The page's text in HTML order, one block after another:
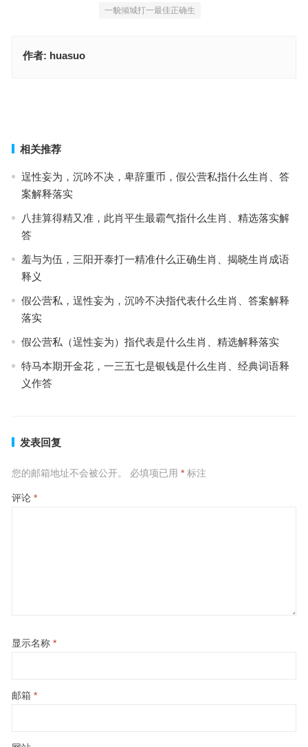
一貌倾城打一最佳正确生
作者: huasuo
相关推荐
逞性妄为，沉吟不决，卑辞重币，假公营私指什么生肖、答
案解释落实
八挂算得精又准，此肖平生最霸气指什么生肖、精选落实解
答
羞与为伍，三阳开泰打一精准什么正确生肖、揭晓生肖成语
释义
假公营私，逞性妄为，沉吟不决指代表什么生肖、答案解释
落实
假公营私（逞性妄为）指代表是什么生肖、精选解释落实
特马本期开金花，一三五七是银钱是什么生肖、经典词语释
义作答
发表回复
您的邮箱地址不会被公开。 必填项已用 *标注
评论 *
显示名称 *
邮箱 *